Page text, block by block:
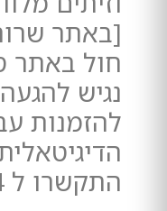
[באתר
חול באתר
נגיש
להזמנות
התקשרו ל 0509988144